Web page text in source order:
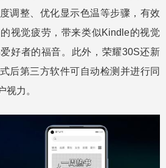
调整、优化显示色温等步骤，有效
视觉疲劳，带来类似Kindle的视觉
好者的福音。此外，荣耀30S还新
后第三方软件可自动检测并进行同
视力。